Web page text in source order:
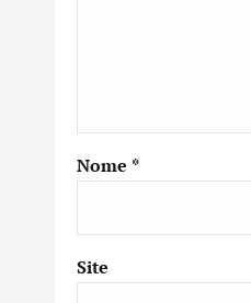
Nome *
Site